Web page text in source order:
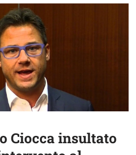
Ciocca insultato